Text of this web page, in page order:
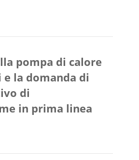
pompa di calore
la domanda di
di
in prima linea